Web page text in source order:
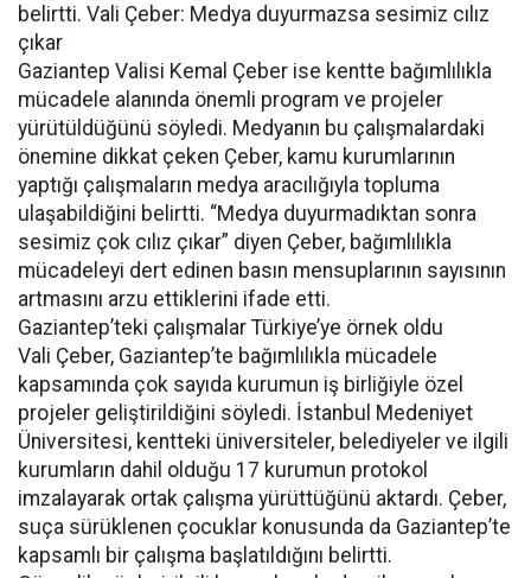
belirtti. Vali Çeber: Medya duyurmazsa sesimiz cılız
çıkar
Gaziantep Valisi Kemal Çeber ise kentte bağımlılıkla
mücadele alanında önemli program ve projeler
yürütüldüğünü söyledi. Medyanın bu çalışmalardaki
önemine dikkat çeken Çeber, kamu kurumlarının
yaptığı çalışmaların medya aracılığıyla topluma
ulaşabildiğini belirtti. “Medya duyurmadıktan sonra
sesimiz çok cılız çıkar” diyen Çeber, bağımlılıkla
mücadeleyi dert edinen basın mensuplarının sayısının
artmasını arzu ettiklerini ifade etti.
Gaziantep’teki çalışmalar Türkiye’ye örnek oldu
Vali Çeber, Gaziantep’te bağımlılıkla mücadele
kapsamında çok sayıda kurumun iş birliğiyle özel
projeler geliştirildiğini söyledi. İstanbul Medeniyet
Üniversitesi, kentteki üniversiteler, belediyeler ve ilgili
kurumların dahil olduğu 17 kurumun protokol
imzalayarak ortak çalışma yürüttüğünü aktardı. Çeber,
suça sürüklenen çocuklar konusunda da Gaziantep’te
kapsamlı bir çalışma başlatıldığını belirtti.